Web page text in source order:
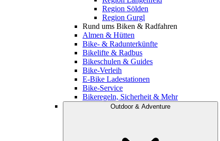
Region Sölden
Region Gurgl
Rund ums Biken & Radfahren
Almen & Hütten
Bike- & Radunterkünfte
Bikelifte & Radbus
Bikeschulen & Guides
Bike-Verleih
E-Bike Ladestationen
Bike-Service
Bikeregeln, Sicherheit & Mehr
Outdoor & Adventure